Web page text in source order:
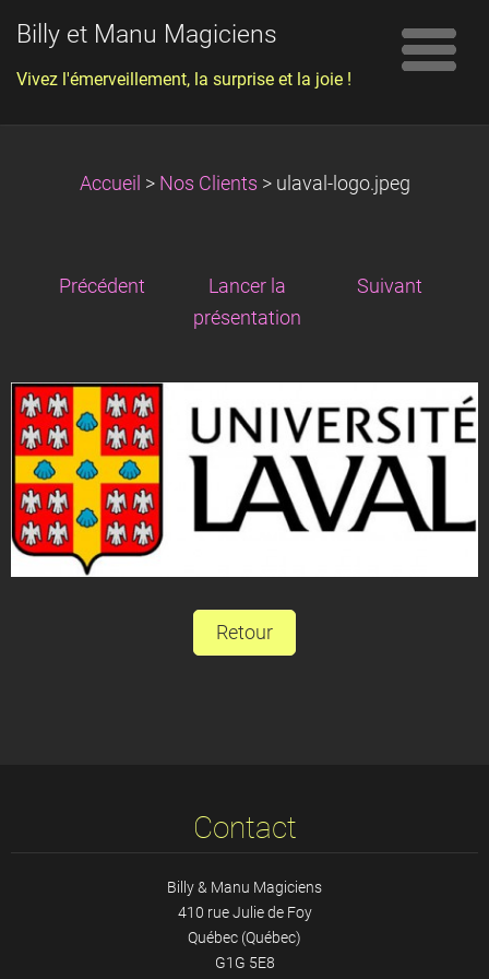
Billy et Manu Magiciens
Vivez l'émerveillement, la surprise et la joie !
Accueil > Nos Clients > ulaval-logo.jpeg
Précédent
Lancer la
présentation
Suivant
Retour
Contact
Billy & Manu Magiciens
410 rue Julie de Foy
Québec (Québec)
G1G 5E8